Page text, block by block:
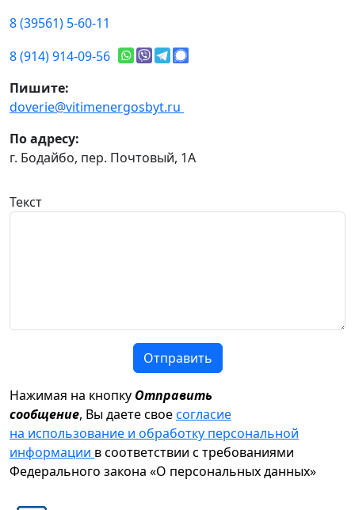
8 (39561) 5-60-11
8 (914) 914-09-56
Пишите:
doverie@vitimenergosbyt.ru
По адресу:
г. Бодайбо, пер. Почтовый, 1А
Текст
Отправить
Нажимая на кнопку Отправить
сообщение, Вы даете своесогласие
на использование и обработку персональной
информации в соответствии с требованиями
Федерального закона «О персональных данных»